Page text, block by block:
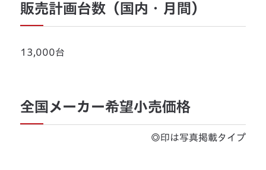
販売計画台数（国内・月間）
13,000台
全国メーカー希望小売価格
◎印は写真掲載タイプ